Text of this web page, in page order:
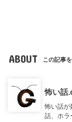
ABOUT この記事
怖い話
怖い話が
話、ホラ